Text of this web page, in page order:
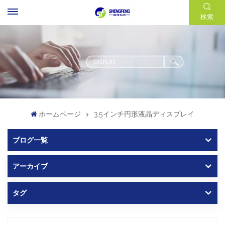
検索
ホームページ 3.5インチ円形液晶ディスプレイ
ブログ一覧
アーカイブ
タグ